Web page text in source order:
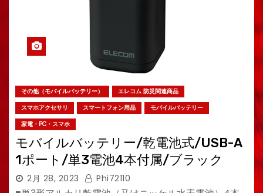
その他（モバイルバッテリー）
エレコム 防災関連商品
スマホアクセサリ
スマートフォン用品
モバイルバッテリー
家電・PC・スマホ
モバイルバッテリー/乾電池式/USB-A
1ポート/単3電池4本付属/ブラック
2月 28, 2023 Phi72110